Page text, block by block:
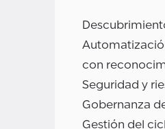
con
Seguridad y
Gobernanza
Gestión del